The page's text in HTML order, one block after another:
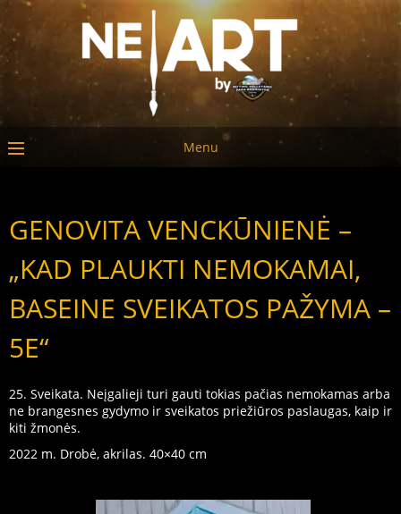
Menu
GENOVITA VENCKŪNIENĖ –
„KAD PLAUKTI NEMOKAMAI,
BASEINE SVEIKATOS PAŽYMA –
5E“
25. Sveikata. Neįgalieji turi gauti tokias pačias nemokamas arba
ne brangesnes gydymo ir sveikatos priežiūros paslaugas, kaip ir
kiti žmonės.
2022 m. Drobė, akrilas. 40×40 cm